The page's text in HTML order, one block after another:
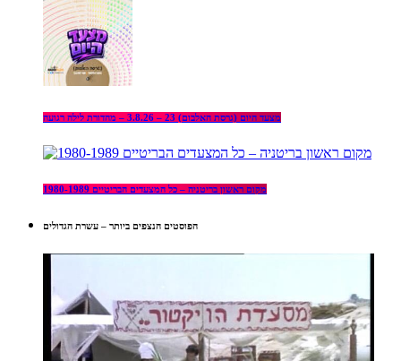
מצעד היום (גרסת האלבום) 23 – 3.8.26 – מהדורת לילה רגועה
מקום ראשון בריטניה – כל המצעדים הבריטיים 1980-1989
הפוסטים הנצפים ביותר – עשרת הגדולים